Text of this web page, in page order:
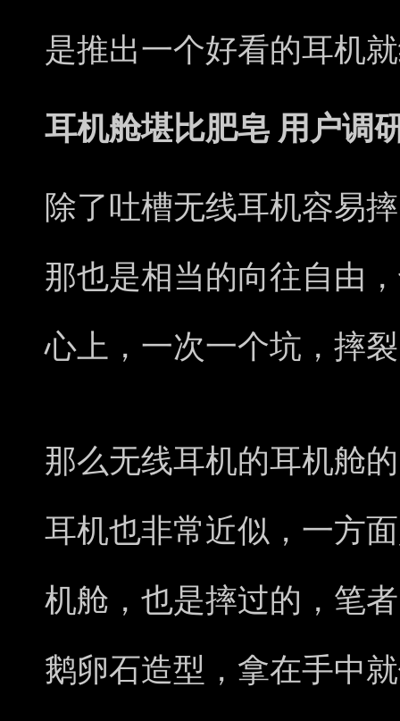
是推出一个好看的耳机
耳机舱堪比肥皂 用户调
除了吐槽无线耳机容易
那也是相当的向往自由
心上，一次一个坑，摔
那么无线耳机的耳机舱
耳机也非常近似，一方
机舱，也是摔过的，笔
鹅卵石造型，拿在手中